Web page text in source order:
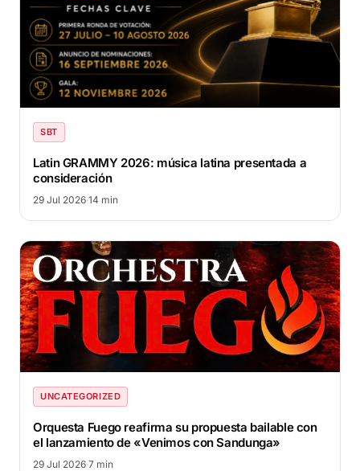
SBT
Latin GRAMMY 2026: música latina presentada a
consideración
29 Jul 2026·14 min
UNCATEGORIZED
Orquesta Fuego reafirma su propuesta bailable con
el lanzamiento de «Venimos con Sandunga»
29 Jul 2026·7 min